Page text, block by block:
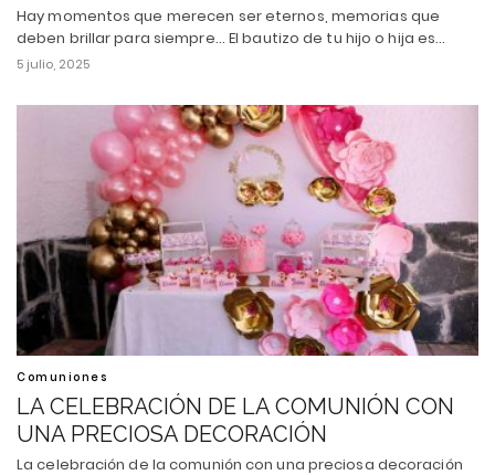
Hay momentos que merecen ser eternos, memorias que
deben brillar para siempre... El bautizo de tu hijo o hija es…
5 julio, 2025
Comuniones
LA CELEBRACIÓN DE LA COMUNIÓN CON
UNA PRECIOSA DECORACIÓN
La celebración de la comunión con una preciosa decoración